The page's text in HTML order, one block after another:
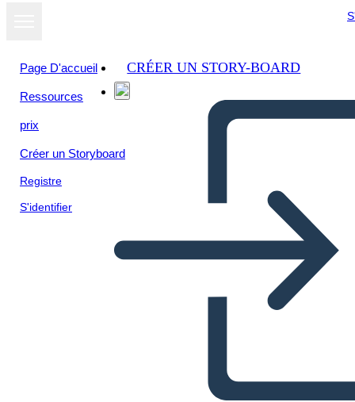
Page D'accueil
Ressources
prix
Créer un Storyboard
Registre
S'identifier
CRÉER UN STORY-BOARD
la Vita Trama